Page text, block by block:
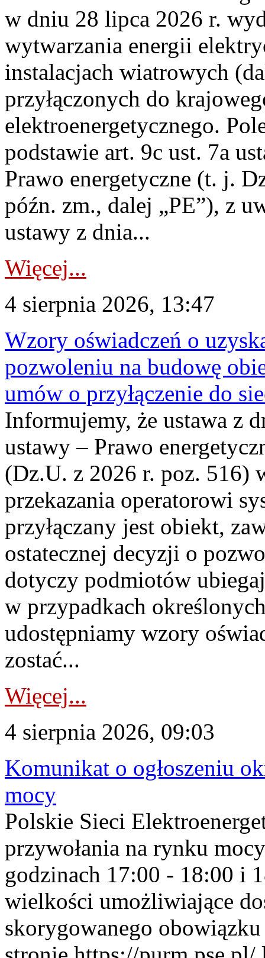
w dniu 28 lipca 2026 r.
wytwarzania energii
instalacjach wiatrowych
przyłączonych do
elektroenergetycznego.
podstawie art. 9c ust. 7a
Prawo energetyczne (t. j.
późn. zm., dalej „PE”), z
ustawy z dnia...
Więcej...
4 sierpnia 2026, 13:47
Wzory oświadczeń o
pozwoleniu na budowę
umów o przyłączenie do
Informujemy, że ustawa z
ustawy – Prawo
(Dz.U. z 2026 r. poz. 516)
przekazania operatorowi
przyłączany jest obiekt,
ostatecznej decyzji o
dotyczy podmiotów
w przypadkach
udostępniamy wzory
zostać...
Więcej...
4 sierpnia 2026, 09:03
Komunikat o ogłoszeniu
mocy
Polskie Sieci
przywołania na rynku
godzinach 17:00 - 18:00 i
wielkości umożliwiające
skorygowanego